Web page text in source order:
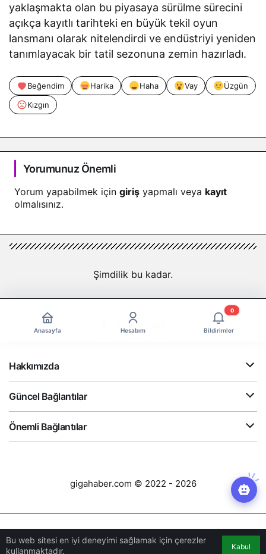
yaklaşmakta olan bu piyasaya sürülme sürecini
açıkça kayıtlı tarihteki en büyük tekil oyun
lansmanı olarak nitelendirdi ve endüstriyi yeniden
tanımlayacak bir tatil sezonuna zemin hazırladı.
Beğendim Harika Haha Vay
Üzgün
Kızgın
Yorumunuz Önemli
Yorum yapabilmek için giriş yapmalı veya kayıt
olmalısınız.
Şimdilik bu kadar.
Bu web sitesi en iyi deneyimi sağlamak için çerezler
kullanmaktadır.
Kabul
Anasayfa Hesabım Bildirimler
0
Hakkımızda
Güncel Bağlantılar
Önemli Bağlantılar
gigahaber.com © 2022 - 2026